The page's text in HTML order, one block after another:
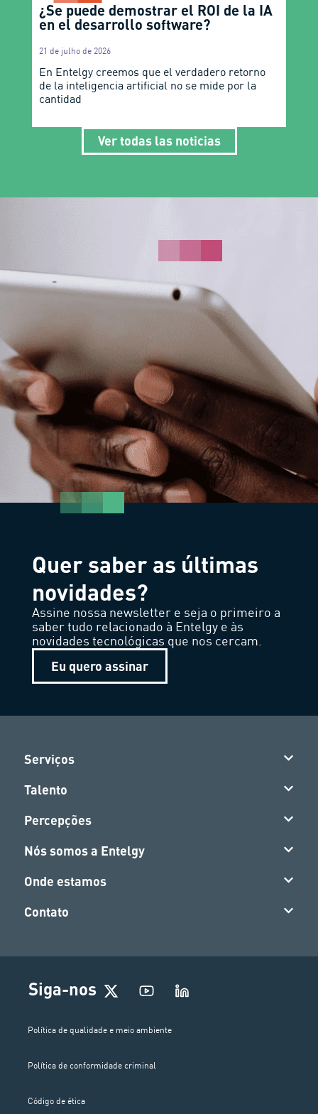
¿Se puede demostrar el ROI de la IA
en el desarrollo software?
21 de julho de 2026
En Entelgy creemos que el verdadero retorno
de la inteligencia artificial no se mide por la
cantidad
Ver todas las noticias
Quer saber as últimas
novidades?
Assine nossa newsletter e seja o primeiro a
saber tudo relacionado à Entelgy e às
novidades tecnológicas que nos cercam.
Eu quero assinar
Serviços
Talento
Percepções
Nós somos a Entelgy
Onde estamos
Contato
Siga-nos
Política de qualidade e meio ambiente
Política de conformidade criminal
Código de ética